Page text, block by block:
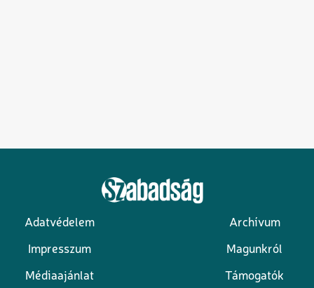
Lábléc
Adatvédelem Archívum
Impresszum Magunkról
Médiaajánlat Támogatók